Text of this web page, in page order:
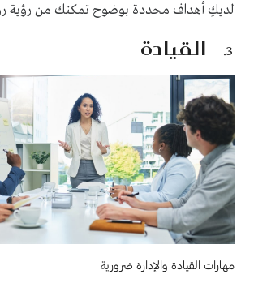
لديكِ أهداف محددة بوضوح تمكنك من رؤية
القيادة
مهارات القيادة والإدارة ضرورية